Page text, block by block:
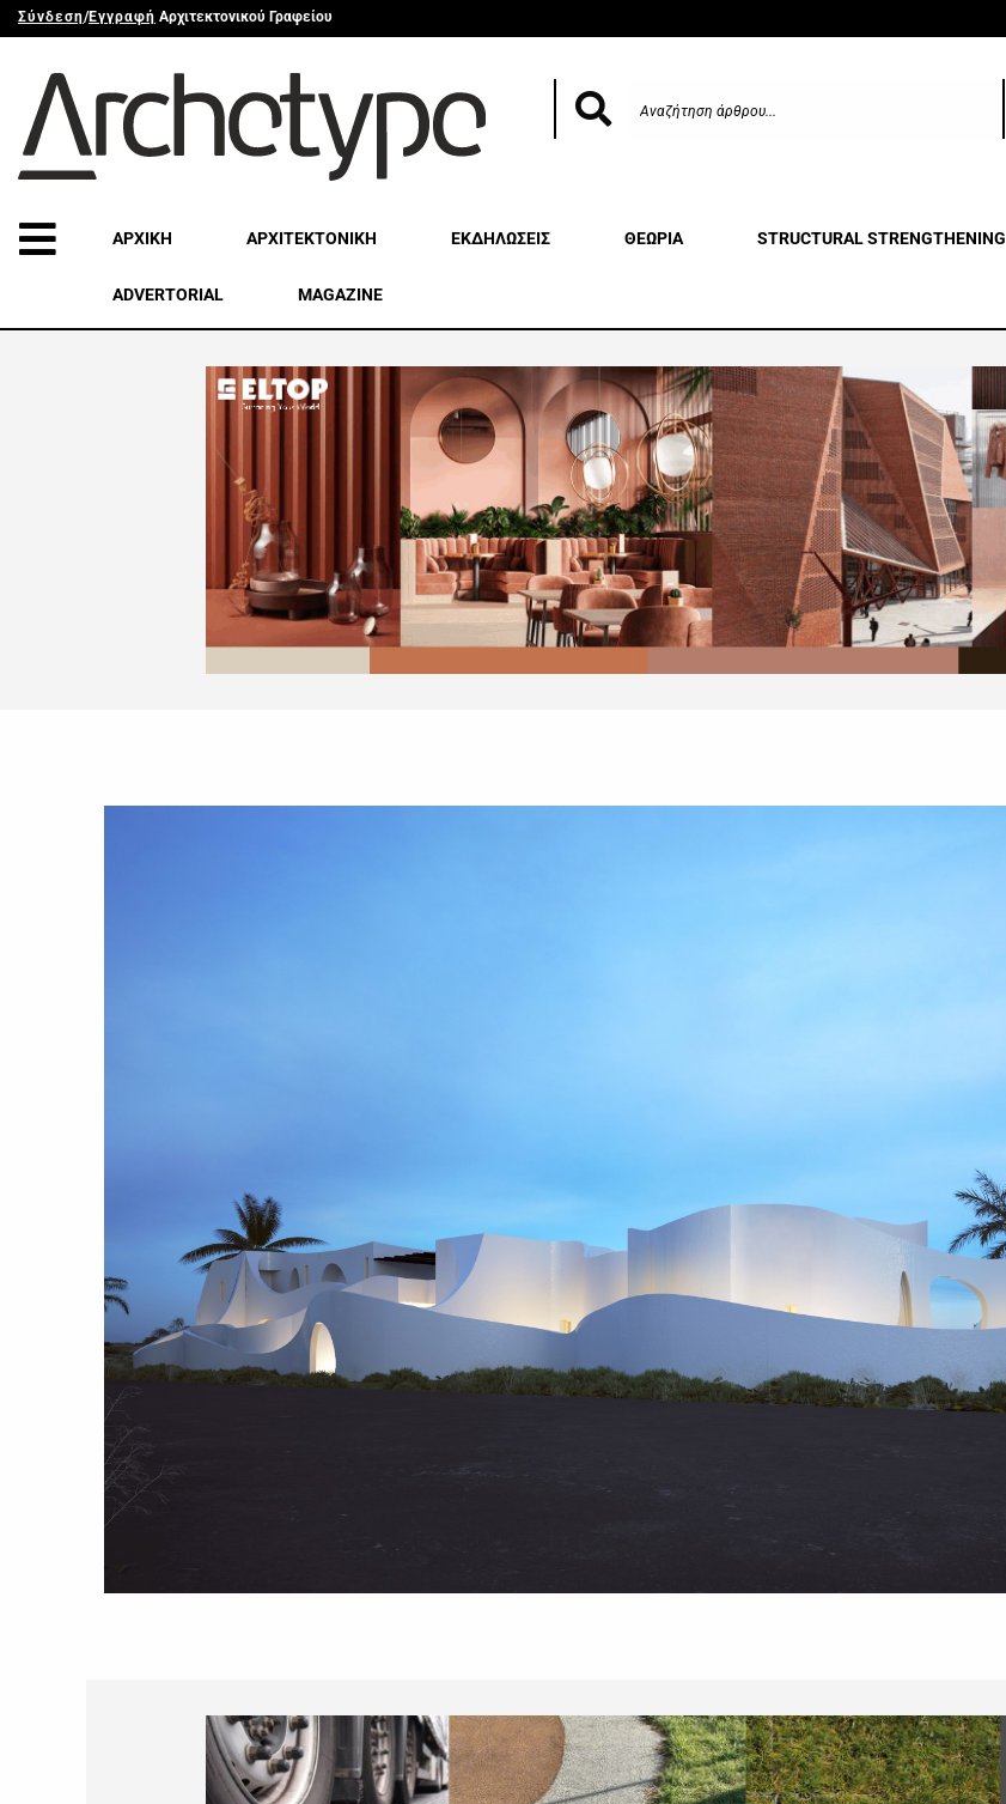
Σύνδεση/Εγγραφή Αρχιτεκτονικού Γραφείου
ΑΡΧΙΚΗ ΑΡΧΙΤΕΚΤΟΝΙΚΗ ΕΚΔΗΛΩΣΕΙΣ ΘΕΩΡΙΑ STRUCTURAL STRENGTHENING
ADVERTORIAL MAGAZINE